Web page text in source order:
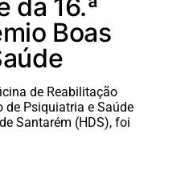
da 16.ª
Boas
de Reabilitação
de Psiquiatria e Saúde
Santarém (HDS), foi